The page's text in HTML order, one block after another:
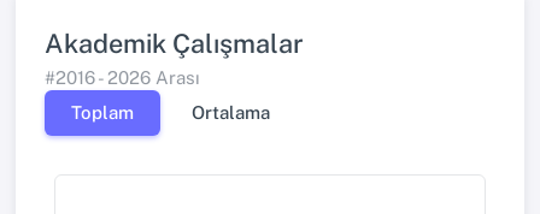
Akademik Çalışmalar
#2016 - 2026 Arası
Toplam
Ortalama